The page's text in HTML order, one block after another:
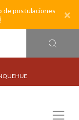
de postulaciones
×